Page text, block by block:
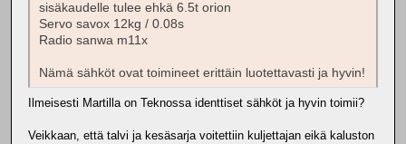
sisäkaudelle tulee ehkä 6.5t orion
Servo savox 12kg / 0.08s
Radio sanwa m11x
Nämä sähköt ovat toimineet erittäin luotettavasti ja hyvin!
Ilmeisesti Martilla on Teknossa identtiset sähköt ja hyvin toimii?
Veikkaan, että talvi ja kesäsarja voitettiin kuljettajan eikä kaluston